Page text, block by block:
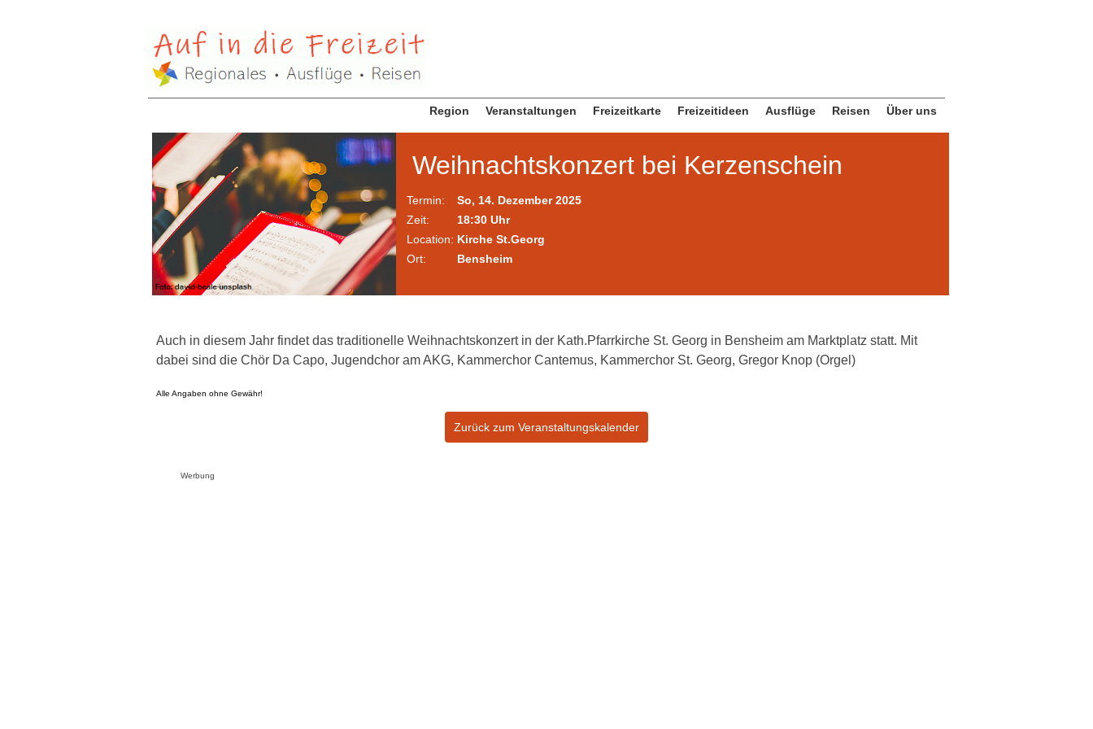
Region Veranstaltungen Freizeitkarte Freizeitideen Ausflüge Reisen Über uns
Weihnachtskonzert bei Kerzenschein
Termin:
So, 14. Dezember 2025
Zeit:
18:30 Uhr
Location: Kirche St.Georg
Ort:
Bensheim
Auch in diesem Jahr findet das traditionelle Weihnachtskonzert in der Kath.Pfarrkirche St. Georg in Bensheim am Marktplatz statt. Mit
dabei sind die Chör Da Capo, Jugendchor am AKG, Kammerchor Cantemus, Kammerchor St. Georg, Gregor Knop (Orgel)
Alle Angaben ohne Gewähr!
Zurück zum Veranstaltungskalender
Werbung